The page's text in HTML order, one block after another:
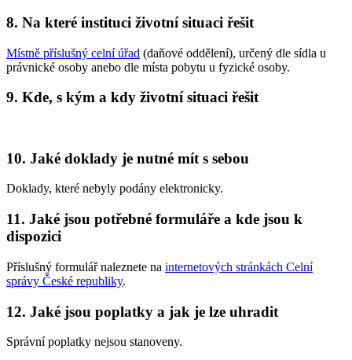
8. Na které instituci životní situaci řešit
Místně příslušný celní úřad (daňové oddělení), určený dle sídla u
právnické osoby anebo dle místa pobytu u fyzické osoby.
9. Kde, s kým a kdy životní situaci řešit
10. Jaké doklady je nutné mít s sebou
Doklady, které nebyly podány elektronicky.
11. Jaké jsou potřebné formuláře a kde jsou k
dispozici
Příslušný formulář naleznete na internetových stránkách Celní
správy České republiky.
12. Jaké jsou poplatky a jak je lze uhradit
Správní poplatky nejsou stanoveny.